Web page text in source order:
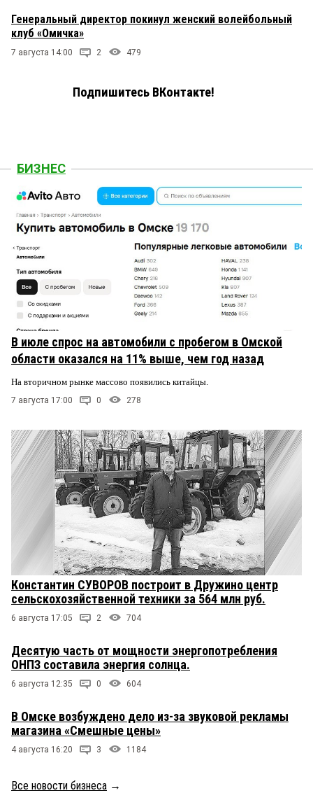
Генеральный директор покинул женский волейбольный
клуб «Омичка»
7 августа 14:00 2 479
Подпишитесь ВКонтакте!
БИЗНЕС
В июле спрос на автомобили с пробегом в Омской
области оказался на 11% выше, чем год назад
На вторичном рынке массово появились китайцы.
7 августа 17:00 0 278
Константин СУВОРОВ построит в Дружино центр
сельскохозяйственной техники за 564 млн руб.
6 августа 17:05 2 704
Десятую часть от мощности энергопотребления
ОНПЗ составила энергия солнца.
6 августа 12:35 0 604
В Омске возбуждено дело из-за звуковой рекламы
магазина «Смешные цены»
4 августа 16:20 3 1184
Все новости бизнеса →